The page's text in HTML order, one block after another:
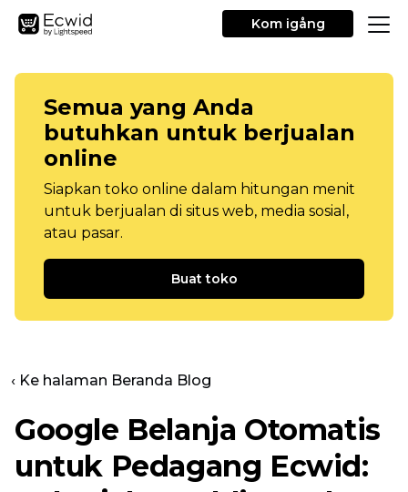
Kom igång
Semua yang Anda
butuhkan untuk berjualan
online
Siapkan toko online dalam hitungan menit
untuk berjualan di situs web, media sosial,
atau pasar.
Buat toko
‹ Ke halaman Beranda Blog
Google Belanja Otomatis
untuk Pedagang Ecwid: